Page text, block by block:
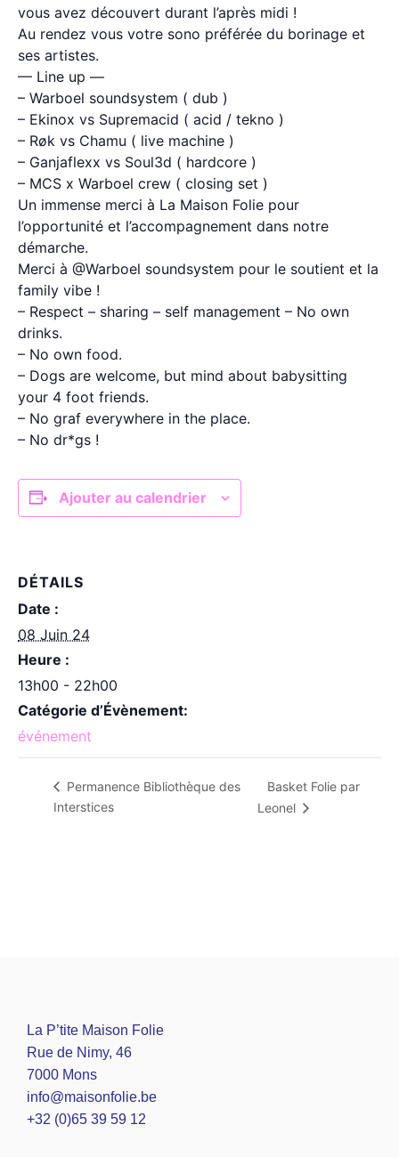
vous avez découvert durant l’après midi !
Au rendez vous votre sono préférée du borinage et
ses artistes.
— Line up —
– Warboel soundsystem ( dub )
– Ekinox vs Supremacid ( acid / tekno )
– Røk vs Chamu ( live machine )
– Ganjaflexx vs Soul3d ( hardcore )
– MCS x Warboel crew ( closing set )
Un immense merci à La Maison Folie pour
l’opportunité et l’accompagnement dans notre
démarche.
Merci à @Warboel soundsystem pour le soutient et la
family vibe !
– Respect – sharing – self management – No own
drinks.
– No own food.
– Dogs are welcome, but mind about babysitting
your 4 foot friends.
– No graf everywhere in the place.
– No dr*gs !
Ajouter au calendrier
DÉTAILS
Date :
08 Juin 24
Heure :
13h00 - 22h00
Catégorie d’Évènement:
événement
Permanence Bibliothèque des
Interstices
Basket Folie par
Leonel
La P’tite Maison Folie
Rue de Nimy, 46
7000 Mons
info@maisonfolie.be
+32 (0)65 39 59 12